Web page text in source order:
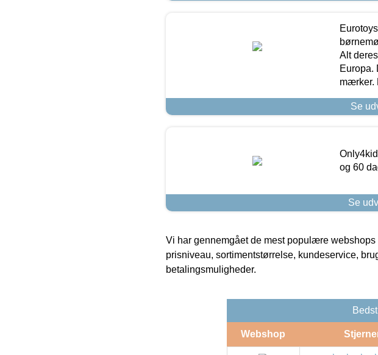
Alt
Europa.
mærker.
Se
og 60
Se
Vi har gennemgået de mest populære
prisniveau, sortimentstørrelse, kundeservice,
betalingsmuligheder.
Webshop